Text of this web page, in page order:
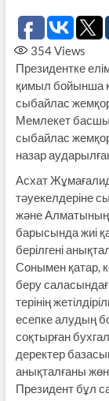
354Views
Президентке
қимыл бойынша
сыбайлас
Мемлекет
сыбайлас
назар
Асхат
тәуекелдеріне
және Алматының
барысында жиі
берілгені
Сонымен қатар,
беру
терінің
есепке алудың
соқтырған
деректер
анықталғаны
Президент бұл